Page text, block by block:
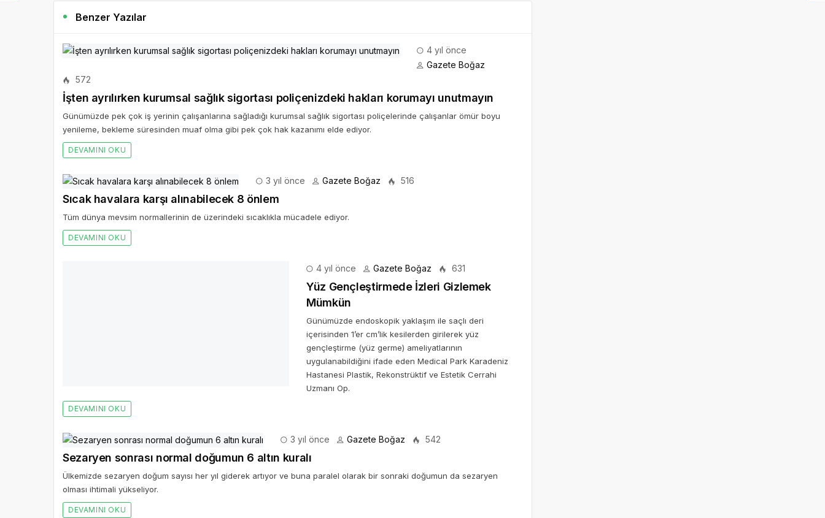
Benzer Yazılar
4 yıl önce
Gazete Boğaz
572
İşten ayrılırken kurumsal sağlık sigortası poliçenizdeki hakları korumayı unutmayın
Günümüzde pek çok iş yerinin çalışanlarına sağladığı kurumsal sağlık sigortası poliçelerinde çalışanlar ömür boyu
yenileme, bekleme süresinden muaf olma gibi pek çok hak kazanımı elde ediyor.
DEVAMINI OKU
3 yıl önce Gazete Boğaz 516
Sıcak havalara karşı alınabilecek 8 önlem
Tüm dünya mevsim normallerinin de üzerindeki sıcaklıkla mücadele ediyor.
DEVAMINI OKU
4 yıl önce Gazete Boğaz 631
Günümüzde endoskopik yaklaşım ile saçlı deri içerisinden 1’er cm’lik kesilerden girilerek yüz gençleştirme (yüz germe)
ameliyatlarının uygulanabildiğini ifade eden Medical Park Karadeniz Hastanesi Plastik, Rekonstrüktif ve Estetik Cerrahi
Sezaryen sonrası normal doğumun 6 altın kuralı
Ülkemizde sezaryen doğum sayısı her yıl giderek artıyor ve buna paralel olarak bir sonraki doğumun da sezaryen
olması ihtimali yükseliyor.
DEVAMINI OKU
Bir Cevap Yaz